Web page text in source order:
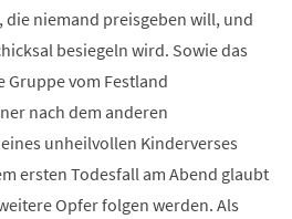
niemand preisgeben will, und
besiegeln wird. Sowie das
Gruppe vom Festland
nach dem anderen
unheilvollen Kinderverses
ersten Todesfall am Abend glaubt
Opfer folgen werden. Als